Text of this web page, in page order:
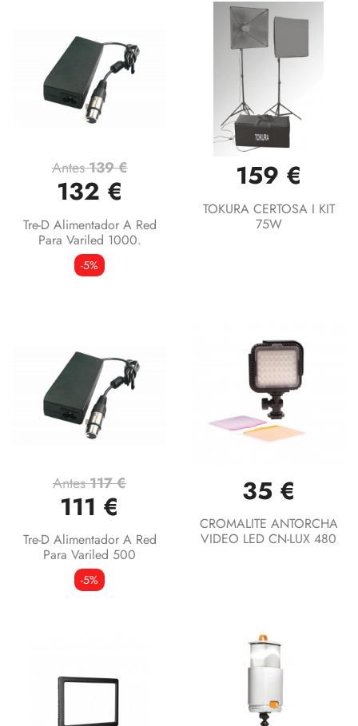
Antes139 €
132 €
Tre-D Alimentador A Red
Para Variled 1000.
-5%
159 €
TOKURA CERTOSA I KIT
75W
Antes117 €
111 €
Tre-D Alimentador A Red
Para Variled 500
-5%
35 €
CROMALITE ANTORCHA
VIDEO LED CN-LUX 480